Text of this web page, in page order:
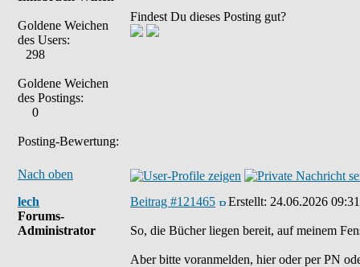
Goldene Weichen
des Users:
298
Goldene Weichen
des Postings:
0
Posting-Bewertung:
Findest Du dieses Posting gut?
Nach oben
lech
Forums-
Administrator
Beitrag #121465 Erstellt: 24.06.2026 09:31
So, die Bücher liegen bereit, auf meinem
Aber bitte voranmelden, hier oder per PN